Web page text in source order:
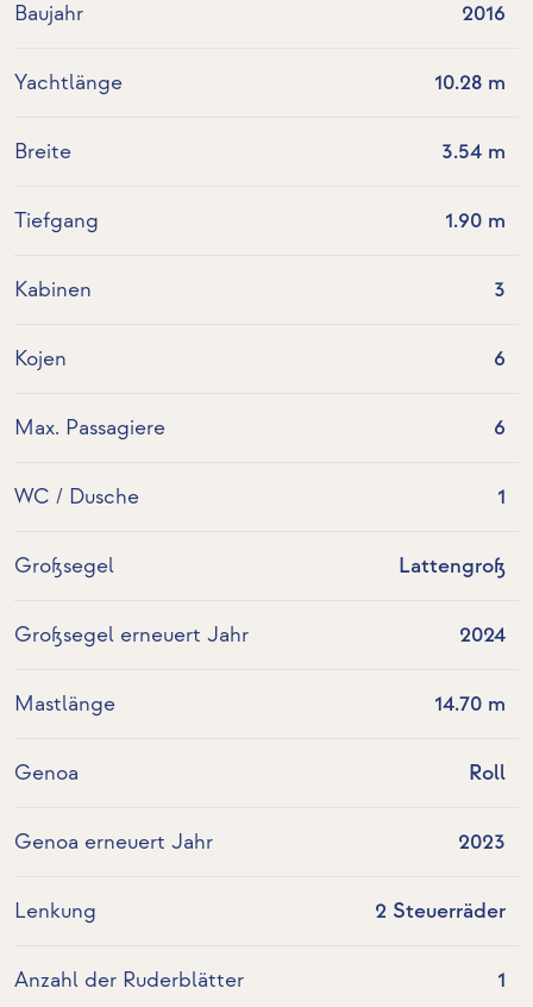
Baujahr 2016
Yachtlänge 10.28 m
Breite 3.54 m
Tiefgang 1.90 m
Kabinen 3
Kojen 6
Max. Passagiere 6
WC / Dusche 1
Großsegel Lattengroß
Großsegel erneuert Jahr 2024
Mastlänge 14.70 m
Genoa Roll
Genoa erneuert Jahr 2023
Lenkung 2 Steuerräder
Anzahl der Ruderblätter 1